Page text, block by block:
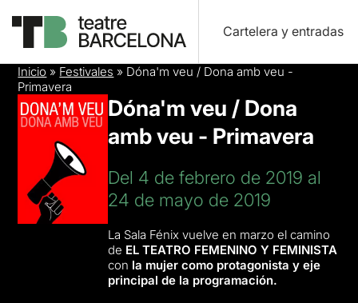
Cartelera y entradas
Inicio » Festivales » Dóna'm veu / Dona amb veu -
Primavera
Dóna'm veu / Dona
amb veu - Primavera
Del 4 de febrero de 2019 al
24 de mayo de 2019
La Sala Fénix vuelve en marzo el camino
de EL TEATRO FEMENINO Y FEMINISTA
con la mujer como protagonista y eje
principal de la programación.